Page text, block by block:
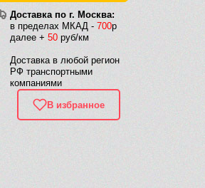
Доставка по г. Москва:
в пределах МКАД - 700р
далее + 50 руб/км
Доставка в любой регион
РФ транспортными
компаниями
В избранное